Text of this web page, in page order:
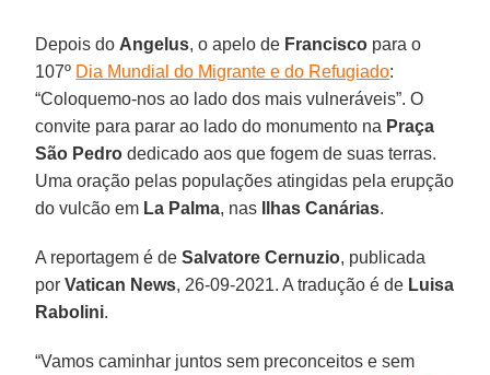
Depois do Angelus, o apelo de Francisco para o
107º Dia Mundial do Migrante e do Refugiado:
“Coloquemo-nos ao lado dos mais vulneráveis”. O
convite para parar ao lado do monumento na Praça
São Pedro dedicado aos que fogem de suas terras.
Uma oração pelas populações atingidas pela erupção
do vulcão em La Palma, nas Ilhas Canárias.
A reportagem é deSalvatore Cernuzio, publicada
porVatican News, 26-09-2021. A tradução é de Luisa
Rabolini.
“Vamos caminhar juntos sem preconceitos e sem